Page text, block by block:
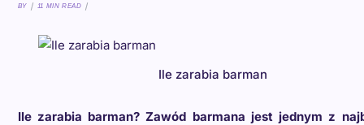
BY 11 MIN READ
Ile zarabia barman
Ile zarabia barman? Zawód barmana jest jednym z